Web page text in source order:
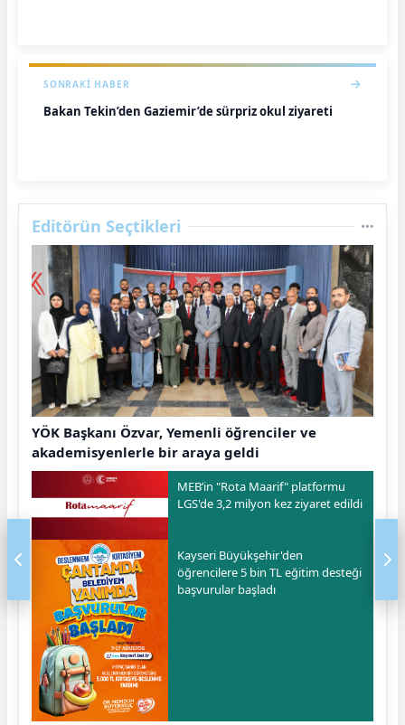
SONRAKI HABER
Bakan Tekin’den Gaziemir’de sürpriz okul ziyareti
Editörün Seçtikleri
YÖK Başkanı Özvar, Yemenli öğrenciler ve
akademisyenlerle bir araya geldi
MEB’in "Rota Maarif" platformu
LGS'de 3,2 milyon kez ziyaret edildi
Kayseri Büyükşehir'den
öğrencilere 5 bin TL eğitim desteği
başvurular başladı